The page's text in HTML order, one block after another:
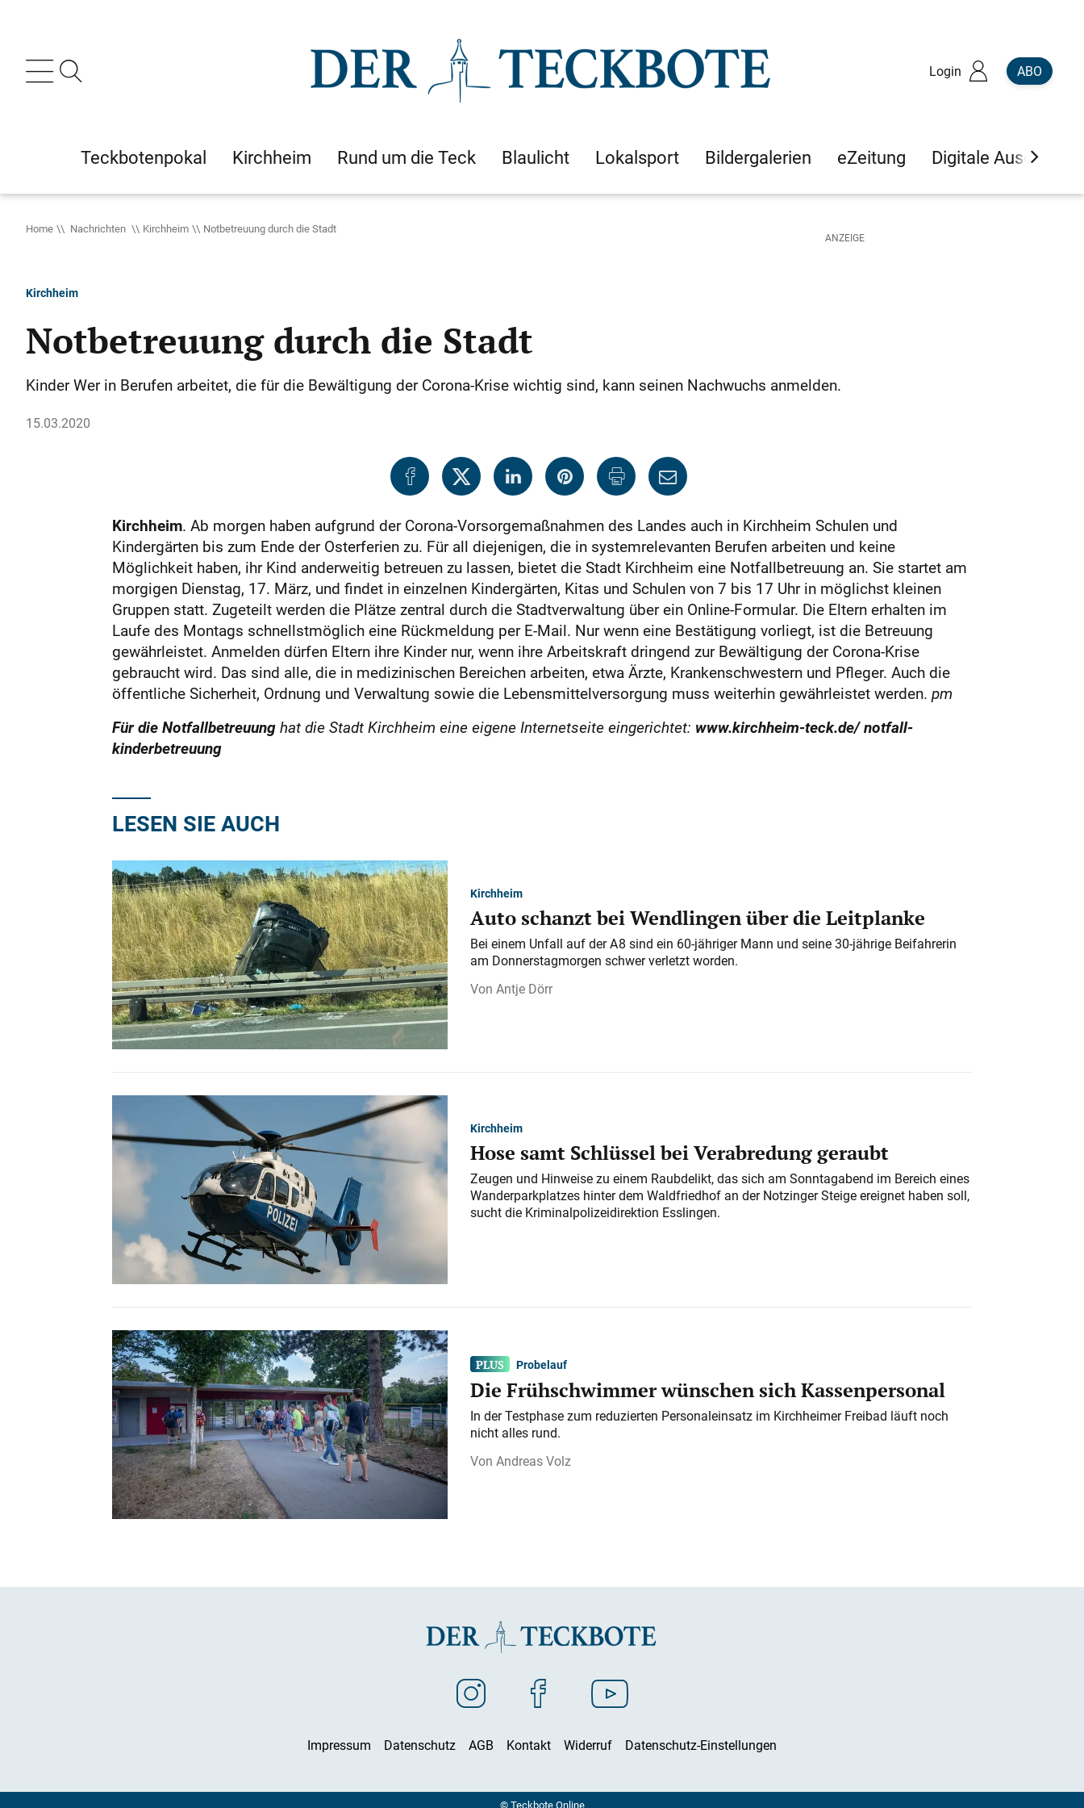
Login ABO
Teckbotenpokal Kirchheim Rund um die Teck Blaulicht Lokalsport Bildergalerien eZeitung Digitale Ausgaben
Home Nachrichten Kirchheim Notbetreuung durch die Stadt
Kirchheim
Notbetreuung durch die Stadt
Kinder Wer in Berufen arbeitet, die für die Bewältigung der Corona-Krise wichtig sind, kann seinen Nachwuchs anmelden.
15.03.2020
Kirchheim. Ab morgen haben aufgrund der Corona-Vorsorgemaßnahmen des Landes auch in Kirchheim Schulen und
Kindergärten bis zum Ende der Osterferien zu. Für all diejenigen, die in systemrelevanten Berufen arbeiten und keine
Möglichkeit haben, ihr Kind anderweitig betreuen zu lassen, bietet die Stadt Kirchheim eine Notfallbetreuung an. Sie startet am
morgigen Dienstag, 17. März, und findet in einzelnen Kindergärten, Kitas und Schulen von 7 bis 17 Uhr in möglichst kleinen
Gruppen statt. Zugeteilt werden die Plätze zentral durch die Stadtverwaltung über ein Online-Formular. Die Eltern erhalten im
Laufe des Montags schnellstmöglich eine Rückmeldung per E-Mail. Nur wenn eine Bestätigung vorliegt, ist die Betreuung
gewährleistet. Anmelden dürfen Eltern ihre Kinder nur, wenn ihre Arbeitskraft dringend zur Bewältigung der Corona-Krise
gebraucht wird. Das sind alle, die in medizinischen Bereichen arbeiten, etwa Ärzte, Krankenschwestern und Pfleger. Auch die
öffentliche Sicherheit, Ordnung und Verwaltung sowie die Lebensmittelversorgung muss weiterhin gewährleistet werden. pm
Für die Notfallbetreuunghat die Stadt Kirchheim eine eigene Internetseite eingerichtet: www.kirchheim-teck.de/ notfall-
kinderbetreuung
LESEN SIE AUCH
Kirchheim
Auto schanzt bei Wendlingen über die Leitplanke
Bei einem Unfall auf der A 8 sind ein 60-jähriger Mann und seine 30-jährige Beifahrerin
am Donnerstagmorgen schwer verletzt worden.
Antje Dörr
Kirchheim
Hose samt Schlüssel bei Verabredung geraubt
Zeugen und Hinweise zu einem Raubdelikt, das sich am Sonntagabend im Bereich eines
Wanderparkplatzes hinter dem Waldfriedhof an der Notzinger Steige ereignet haben soll,
sucht die Kriminalpolizeidirektion Esslingen.
Probelauf
Die Frühschwimmer wünschen sich Kassenpersonal
In der Testphase zum reduzierten Personaleinsatz im Kirchheimer Freibad läuft noch
nicht alles rund.
Andreas Volz
Impressum Datenschutz AGB Kontakt Widerruf Datenschutz-Einstellungen
© Teckbote Online